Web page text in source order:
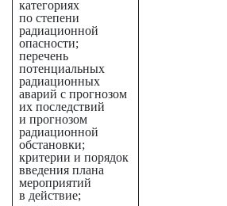
категориях
по степени
радиационной
опасности;
перечень
потенциальных
радиационных
аварий с прогнозом
их последствий
и прогнозом
радиационной
обстановки;
критерии и порядок
введения плана
мероприятий
в действие;